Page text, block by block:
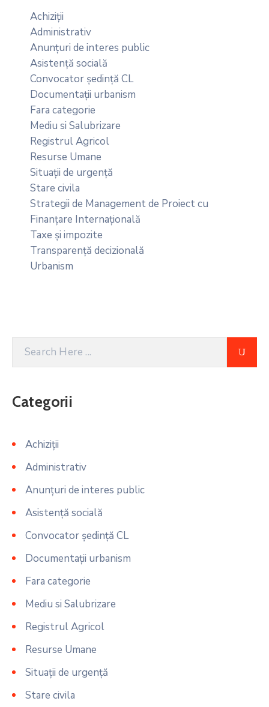
Achiziții
Administrativ
Anunțuri de interes public
Asistență socială
Convocator ședință CL
Documentații urbanism
Fara categorie
Mediu si Salubrizare
Registrul Agricol
Resurse Umane
Situații de urgență
Stare civila
Strategii de Management de Proiect cu
Finanțare Internațională
Taxe și impozite
Transparență decizională
Urbanism
Categorii
Achiziții
Administrativ
Anunțuri de interes public
Asistență socială
Convocator ședință CL
Documentații urbanism
Fara categorie
Mediu si Salubrizare
Registrul Agricol
Resurse Umane
Situații de urgență
Stare civila